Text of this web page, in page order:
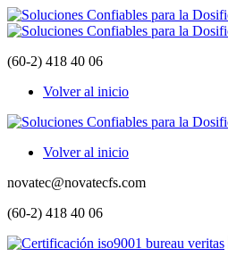
(60-2) 418 40 06
Volver al inicio
Volver al inicio
novatec@novatecfs.com
(60-2) 418 40 06